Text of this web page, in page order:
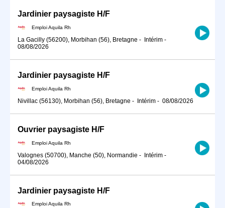
Jardinier paysagiste H/F
Emploi Aquila Rh
La Gacilly (56200), Morbihan (56), Bretagne - Intérim -
08/08/2026
Jardinier paysagiste H/F
Emploi Aquila Rh
Nivillac (56130), Morbihan (56), Bretagne - Intérim - 08/08/2026
Ouvrier paysagiste H/F
Emploi Aquila Rh
Valognes (50700), Manche (50), Normandie - Intérim -
04/08/2026
Jardinier paysagiste H/F
Emploi Aquila Rh